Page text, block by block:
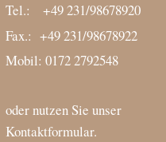
Tel.: +49 231/98678920
Fax.: +49 231/98678922
Mobil: 0172 2792548
oder nutzen Sie unser
Kontaktformular.